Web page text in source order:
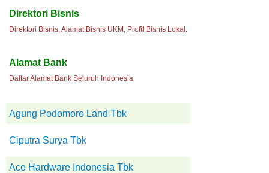
Direktori Bisnis
Direktori Bisnis, Alamat Bisnis UKM, Profil Bisnis Lokal.
Alamat Bank
Daftar Alamat Bank Seluruh Indonesia
Agung Podomoro Land Tbk
Ciputra Surya Tbk
Ace Hardware Indonesia Tbk